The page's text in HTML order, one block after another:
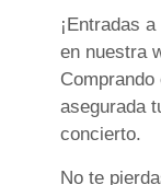
¡Entradas
en nuestra
asegurada
concierto.
No te